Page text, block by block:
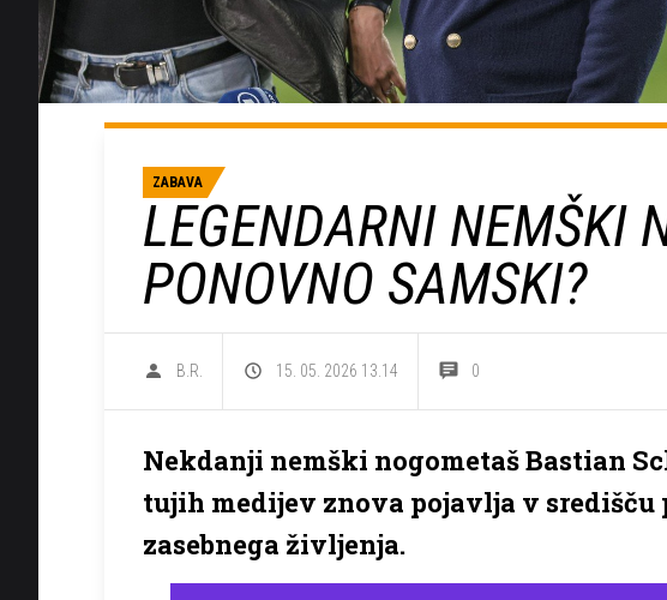
ZABAVA
LEGENDARNI NEMŠKI
PONOVNO SAMSKI?
B.R. 15. 05. 2026 13.14 0
Nekdanji nemški nogometaš Bastian
tujih medijev znova pojavlja v središču
zasebnega življenja.